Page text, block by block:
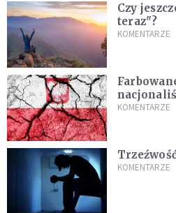
Czy
teraz"?
KOMENTARZE
chrześcijan
KOMENTARZE
KOMENTARZE